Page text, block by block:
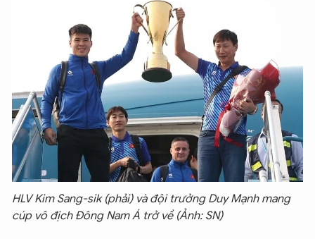
HLV Kim Sang-sik (phải) và đội trưởng Duy Mạnh mang
cúp vô địch Đông Nam Á trở về (Ảnh: SN)